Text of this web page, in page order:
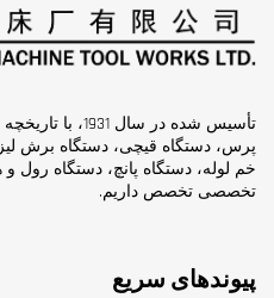
خم لوله، دستگاه پانچ، دستگاه
تخصصی تخصص داریم.
پیوندهای سریع